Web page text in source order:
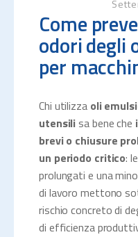
Come
odori degli
per
Chi utilizza oli
utensili sa bene che
brevi o chiusure
un periodo critico:
prolungati e una
di lavoro mettono
rischio concreto di
di efficienza